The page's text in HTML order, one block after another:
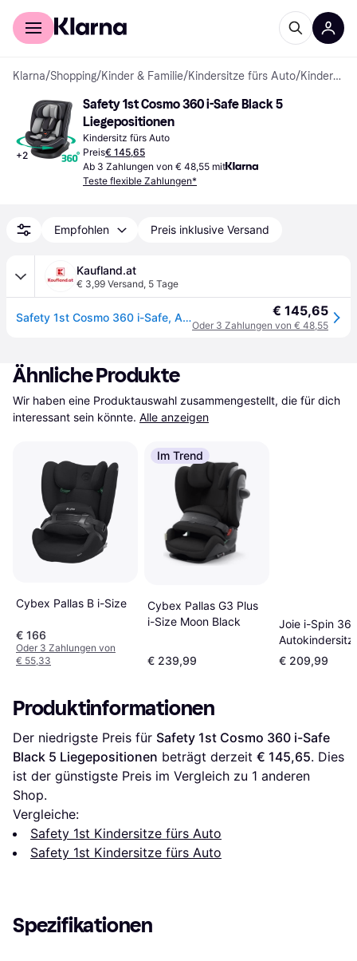
Für Shopper
Klarna/Shopping/Kinder & Familie/Kindersitze fürs Auto/ Kindersitze fürs Auto
+2
Safety 1st Cosmo 360 i-Safe Black 5
Liegepositionen
Kindersitz fürs Auto
Preis€ 145,65
Ab 3 Zahlungen von € 48,55 mit
Teste flexible Zahlungen*
Empfohlen Preis inklusive Versand
Kaufland.at
€ 3,99 Versand, 5 Tage
Safety 1st Cosmo 360 i-Safe, Autositz 360 Grad drehbar, 0–12 Jahre (40–150 cm), Auto Kindersitz, Baby Autositz, FlexiSpin-Drehung, 5 Liegepositionen, 11 Kopfstützenstufen, superleicht 5,6kg, Black € 145,65
Oder 3 Zahlungen von € 48,55
Ähnliche Produkte
Wir haben eine Produktauswahl zusammengestellt, die für dich
interessant sein könnte. Alle anzeigen
Cybex Pallas B i-Size
€ 166
Oder 3 Zahlungen von
€ 55,33
Im Trend
Cybex Pallas G3 Plus
i-Size Moon Black
€ 239,99
Joie i-Spin
Autokindersitz
€ 209,99
Produktinformationen
Der niedrigste Preis für Safety 1st Cosmo 360 i-Safe
Black 5 Liegepositionen beträgt derzeit € 145,65. Dies
ist der günstigste Preis im Vergleich zu 1 anderen
Shop.
Vergleiche:
Safety 1st Kindersitze fürs Auto
Safety 1st Kindersitze fürs Auto
Spezifikationen